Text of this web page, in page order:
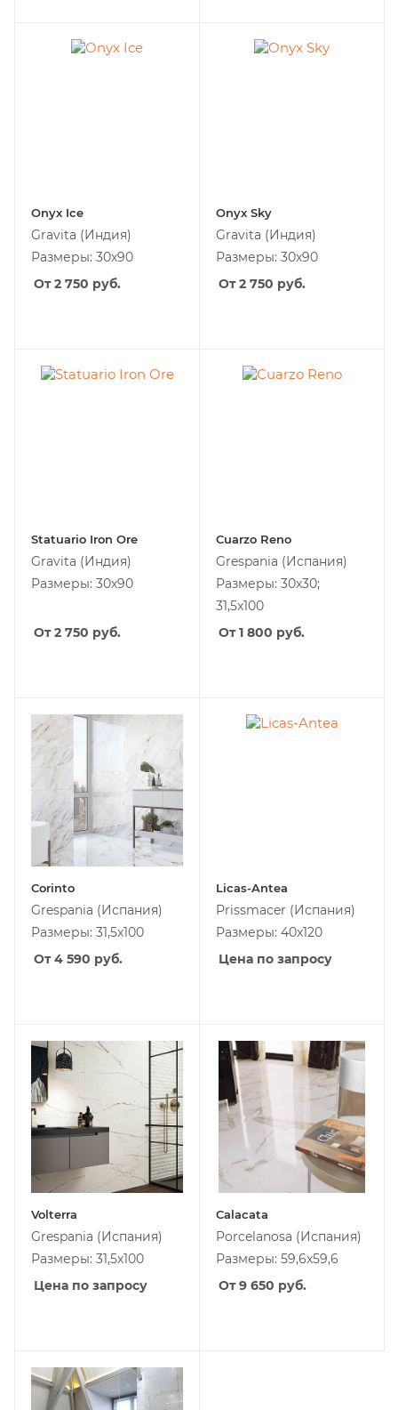
Onyx Ice
Gravita (Индия)
Размеры: 30х90
От 2 750 руб.
Onyx Sky
Gravita (Индия)
Размеры: 30х90
От 2 750 руб.
Statuario Iron Ore
Gravita (Индия)
Размеры: 30х90
От 2 750 руб.
Cuarzo Reno
Grespania (Испания)
Размеры: 30x30;
31,5x100
От 1 800 руб.
Corinto
Grespania (Испания)
Размеры: 31,5x100
От 4 590 руб.
Licas-Antea
Prissmacer (Испания)
Размеры: 40x120
Цена по запросу
Volterra
Grespania (Испания)
Размеры: 31,5x100
Цена по запросу
Calacata
Porcelanosa (Испания)
Размеры: 59,6x59,6
От 9 650 руб.